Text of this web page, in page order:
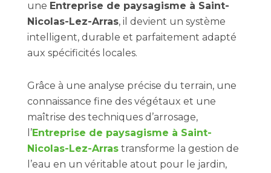
une Entreprise de paysagisme à Saint-
Nicolas-Lez-Arras, il devient un système
intelligent, durable et parfaitement adapté
aux spécificités locales.
Grâce à une analyse précise du terrain, une
connaissance fine des végétaux et une
maîtrise des techniques d’arrosage,
l’Entreprise de paysagisme à Saint-
Nicolas-Lez-Arras transforme la gestion de
l’eau en un véritable atout pour le jardin,